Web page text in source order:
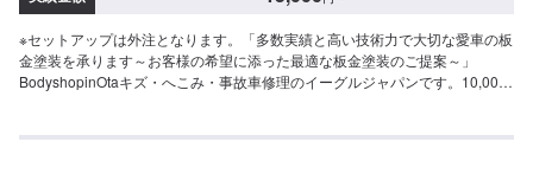
※セットアップは外注となります。「多数実績と高い技術力で大切な愛車の板
金塗装を承ります～お客様の希望に添った最適な板金塗装のご提案～」
BodyshopinOtaキズ・へこみ・事故車修理のイーグルジャパンです。10,000
依頼を受けたお車は、1台1台それぞれにお客様の大切な思い出を乗せた日常